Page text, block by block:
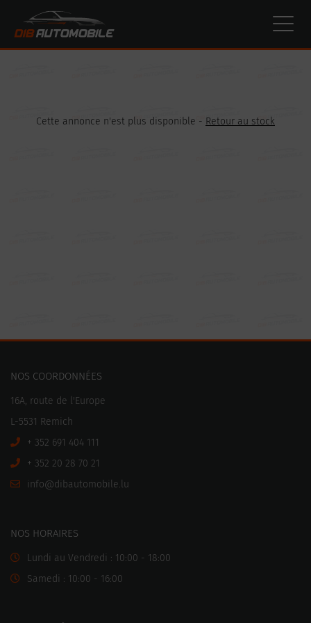
Cette annonce n'est plus disponible - Retour au stock
NOS COORDONNÉES
16A, route de l'Europe
L-5531 Remich
+ 352 691 404 111
+ 352 20 28 70 21
ul.elibo
motuabid@of
ni
NOS HORAIRES
Lundi au Vendredi : 10:00 - 18:00
Samedi : 10:00 - 16:00